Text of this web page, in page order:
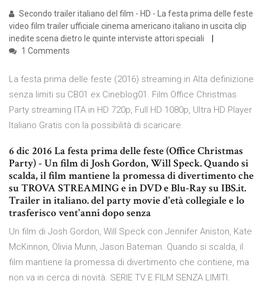
Secondo trailer italiano del film - HD - La festa prima delle feste
video film trailer ufficiale cinema americano italiano in uscita clip
inedite scena dietro le quinte interviste attori speciali
1 Comments
La festa prima delle feste (2016) streaming in Alta definizione
senza limiti su CB01 ex Cineblog01. Film Office Christmas
Party streaming ITA in HD 720p, Full HD 1080p, Ultra HD Player
Italiano Gratis con la possibilità di scaricare.
6 dic 2016 La festa prima delle feste (Office Christmas
Party) - Un film di Josh Gordon, Will Speck. Quando si
scalda, il film mantiene la promessa di divertimento che
su TROVA STREAMING e in DVD e Blu-Ray su IBS.it.
Trailer in italiano. del party movie d'età collegiale e lo
trasferisco vent'anni dopo senza
Un film di Josh Gordon, Will Speck con Jennifer Aniston, Kate
McKinnon, Olivia Munn, Jason Bateman. Quando si scalda, il
film mantiene la promessa di divertimento che contiene, ma
non va in cerca di novità. SERIE TV E FILM SENZA LIMITI.